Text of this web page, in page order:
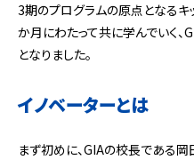
3期のプログラムの原点となるキ
か月にわたって共に学んでいく
となりました。
イノベーターとは
まず初めに、GIAの校長である岡